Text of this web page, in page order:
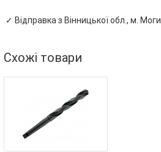
✓ Відправка з Вінницької обл., м.
Схожі товари